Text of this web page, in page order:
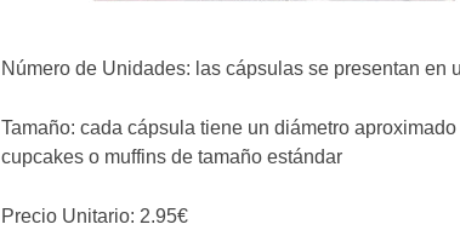
Número de Unidades: las cápsulas se presentan en
Tamaño: cada cápsula tiene un diámetro
cupcakes o muffins de tamaño estándar
Precio Unitario: 2.95€